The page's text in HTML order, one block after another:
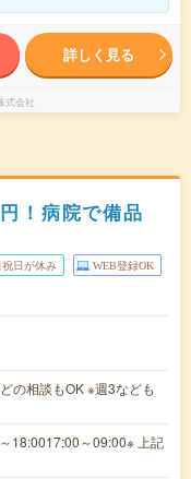
詳しく見る
式会社
！病院で備品
祝日が休み WEB登録OK
の相談もOK ※週3なども
18:0017:00～09:00※ 上記